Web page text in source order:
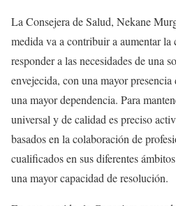
La Consejera de Salud, Nekane
medida va a contribuir a aumentar la
responder a las necesidades de una
envejecida, con una mayor
una mayor dependencia. Para
universal y de calidad es preciso
basados en la colaboración de
cualificados en sus diferentes
una mayor capacidad de resolución.